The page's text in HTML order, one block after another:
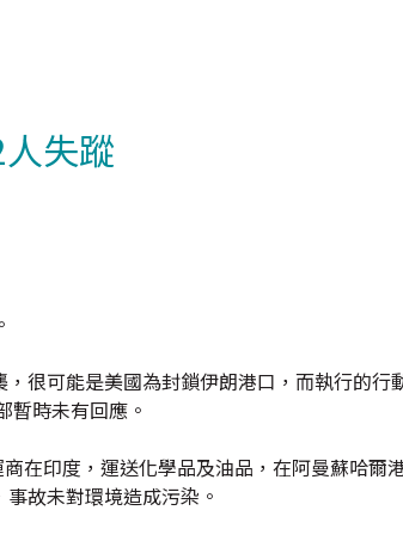
失蹤
很可能是美國為封鎖伊朗港口，而執行的行
暫時未有回應。
印度，運送化學品及油品，在阿曼蘇哈爾
故未對環境造成污染。